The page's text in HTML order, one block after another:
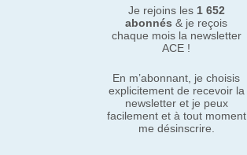
Je rejoins les 1 652
abonnés & je reçois
chaque mois la newsletter
ACE !
En m’abonnant, je choisis
explicitement de recevoir la
newsletter et je peux
facilement et à tout moment
me désinscrire.